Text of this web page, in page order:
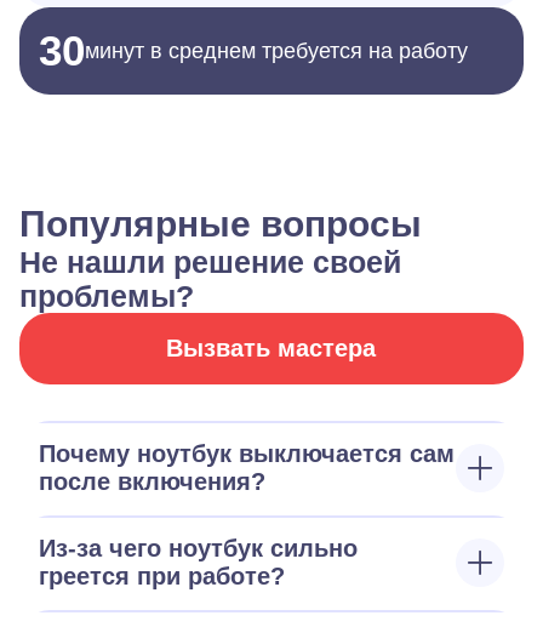
30минут в среднем требуется на работу
Популярные вопросы
Не нашли решение своей
проблемы?
Вызвать мастера
Почему ноутбук выключается сам
после включения?
Из-за чего ноутбук сильно
греется при работе?